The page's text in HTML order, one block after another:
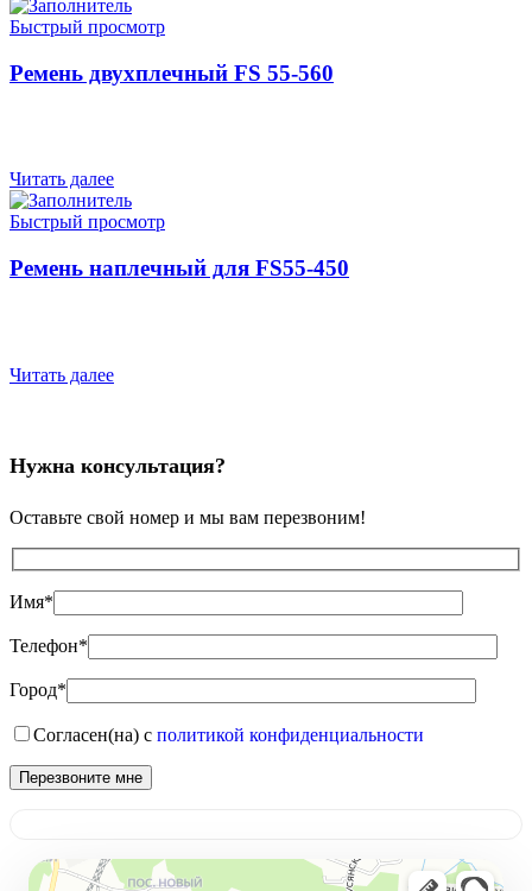
Быстрый просмотр
Ремень двухплечный FS 55-560
Читать далее
Быстрый просмотр
Ремень наплечный для FS55-450
Читать далее
Нужна консультация?
Оставьте свой номер и мы вам перезвоним!
Имя*
Телефон*
Город*
Согласен(на) с политикой конфиденциальности